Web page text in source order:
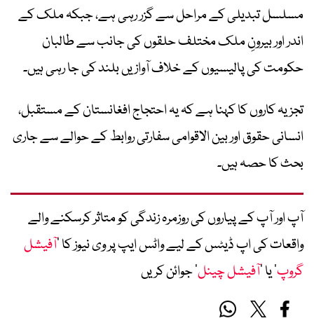
مسلسل تبدیلی کے مراحل سے گزر رہی ہے، جبکہ ملک کے
اندر اور بیرونِ ملک مختلف حلقوں کی جانب سے طالبان
حکومت کی پالیسیوں کے خلاف آوازیں بلند کی جا رہی ہیں۔
تجزیہ کاروں کا کہنا ہے کہ یہ احتجاج افغانستان کے مستقبل،
انسانی حقوق اور بین الاقوامی سفارتی روابط کے حوالے سے جاری
بحث کا حصہ ہیں۔
آپ اور آپ کے پیاروں کی روزمرہ زندگی کو متاثر کرسکنے والے
واقعات کی اپ ڈیٹس کے لیے واٹس ایپ پر وی نیوز کا ’آفیشل
گروپ‘ یا ’آفیشل چینل‘ جوائن کریں